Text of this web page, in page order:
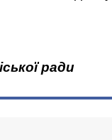
ради